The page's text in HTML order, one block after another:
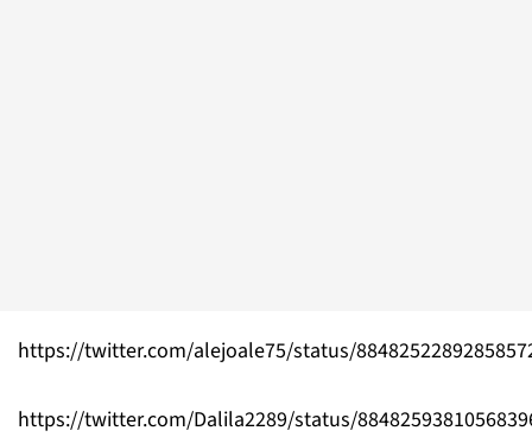
https://twitter.com/alejoale75/status/
https://twitter.com/Dalila2289/status/